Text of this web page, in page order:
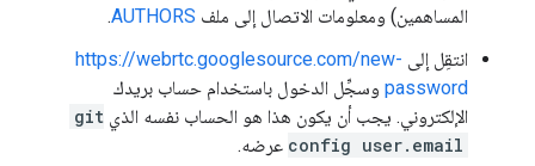
المساهمين) ومعلومات الاتصال إلى ملف AUTHORS
.
انتقِل إلى https://webrtc.googlesource.com/new-
password وسجِّل الدخول باستخدام حساب بريدك
الإلكتروني. يجب أن يكون هذا هو الحساب نفسه الذي git
config user.email عرضه.